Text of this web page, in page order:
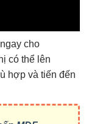
cho
có thể lên
hợp và tiến đến